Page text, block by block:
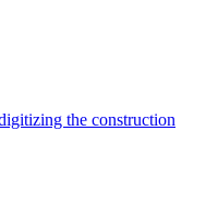
the construction